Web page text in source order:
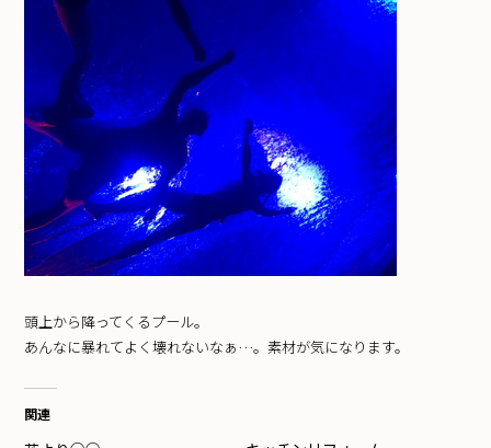
頭上から降ってくるプール。
あんなに暴れてよく壊れないなぁ…。素材が気になります。
関連